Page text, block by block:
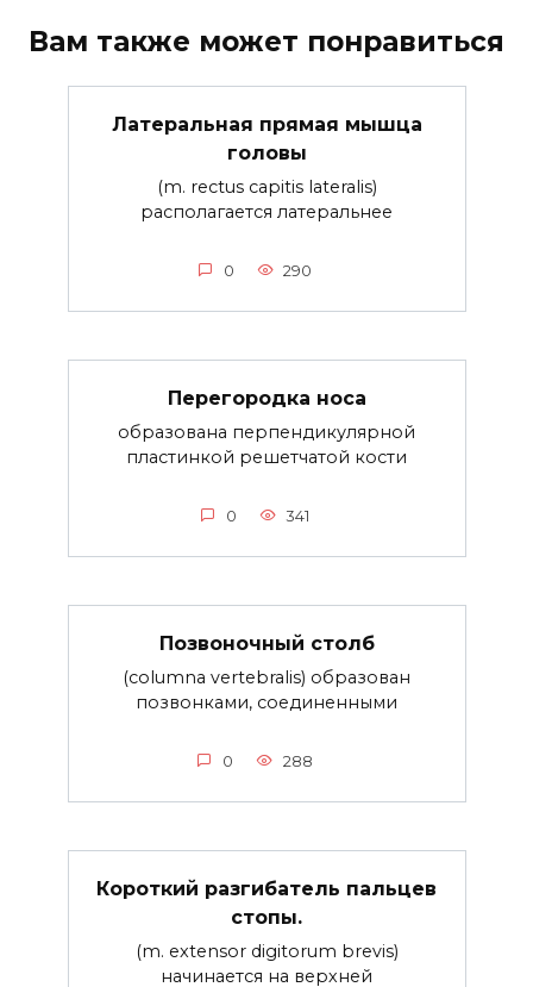
Вам также может понравиться
Латеральная прямая мышца
головы
(m. rectus cаpitis lateralis)
располагается латеральнее
0 290
Перегородка носа
образована перпендикулярной
пластинкой решетчатой кости
0 341
Позвоночный столб
(columna vertebralis) образован
позвонками, соединенными
0 288
Короткий разгибатель пальцев
стопы.
(m. extensor digitorum brevis)
начинается на верхней